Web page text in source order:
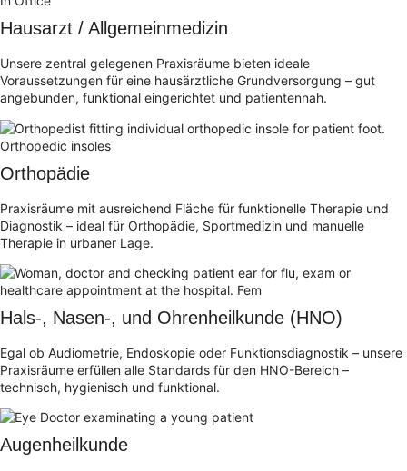
Hausarzt / Allgemeinmedizin
Unsere zentral gelegenen Praxisräume bieten ideale
Voraussetzungen für eine hausärztliche Grundversorgung – gut
angebunden, funktional eingerichtet und patientennah.
Orthopädie
Praxisräume mit ausreichend Fläche für funktionelle Therapie und
Diagnostik – ideal für Orthopädie, Sportmedizin und manuelle
Therapie in urbaner Lage.
Hals-, Nasen-, und Ohrenheilkunde (HNO)
Egal ob Audiometrie, Endoskopie oder Funktionsdiagnostik – unsere
Praxisräume erfüllen alle Standards für den HNO-Bereich –
technisch, hygienisch und funktional.
Augenheilkunde